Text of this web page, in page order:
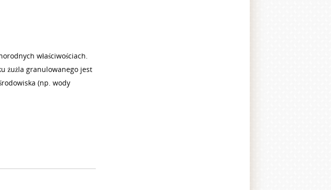
właściwościach.
żużla granulowanego jest
(np. wody